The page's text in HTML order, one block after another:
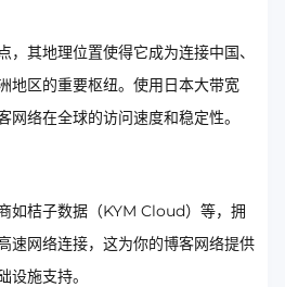
，其地理位置使得它成为连接中国、
地区的重要枢纽。使用日本大带宽
网络在全球的访问速度和稳定性。
如桔子数据（KYM Cloud）等，拥
速网络连接，这为你的博客网络提供
设施支持。